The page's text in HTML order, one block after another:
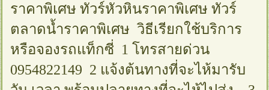
ราคาพิเศษ ทัวร์หัวหินราคาพิเศษ ทัวร์
ตลาดน้ำราคาพิเศษ วิธีเรียกใช้บริการ
หรือจองรถแท็กซี่ 1 โทรสายด่วน
0954822149 2 แจ้งต้นทางที่จะไห้มารับ